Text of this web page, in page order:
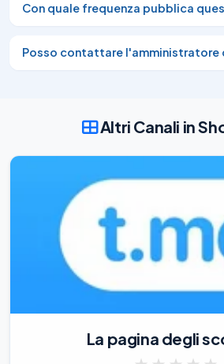
Con quale frequenza pubblica
Posso contattare l'amministratore
Altri Canali in
La pagina degli